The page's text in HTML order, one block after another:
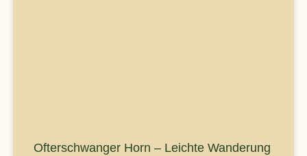
Ofterschwanger Horn – Leichte Wanderung